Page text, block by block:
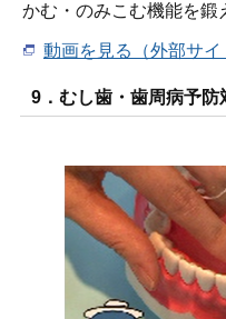
かむ・のみこむ機能を鍛
動画を見る（外部サイ
9．むし歯・歯周病予